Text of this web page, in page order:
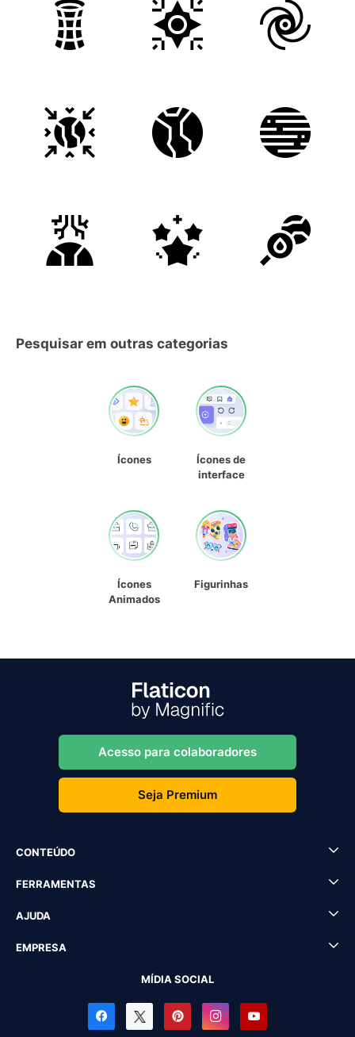
Pesquisar em outras categorias
Ícones
Ícones de
interface
Ícones
Animados
Figurinhas
Acesso para colaboradores
Seja Premium
CONTEÚDO
FERRAMENTAS
AJUDA
EMPRESA
MÍDIA SOCIAL